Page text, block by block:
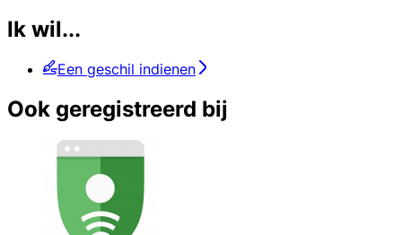
Ik wil...
Een geschil indienen
Ook geregistreerd bij